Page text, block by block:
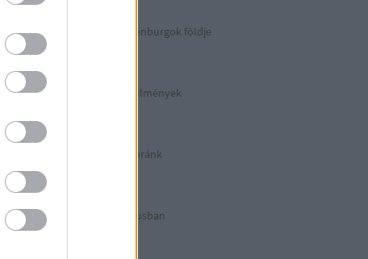
Irány észak, a Guldenburgok földje
Észak-Németország
Halálos munkakörülmények
Berlinben ütött az óránk
Halálos listázás luxusban
Berlin külső